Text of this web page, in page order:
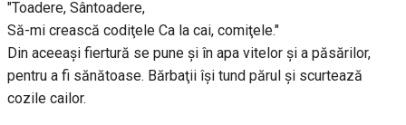
"Toadere, Sântoadere,
Să-mi crească codiţele Ca la cai, comiţele."
Din aceeaşi fiertură se pune şi în apa vitelor şi a păsărilor,
pentru a fi sănătoase. Bărbaţii îşi tund părul şi scurtează
cozile cailor.